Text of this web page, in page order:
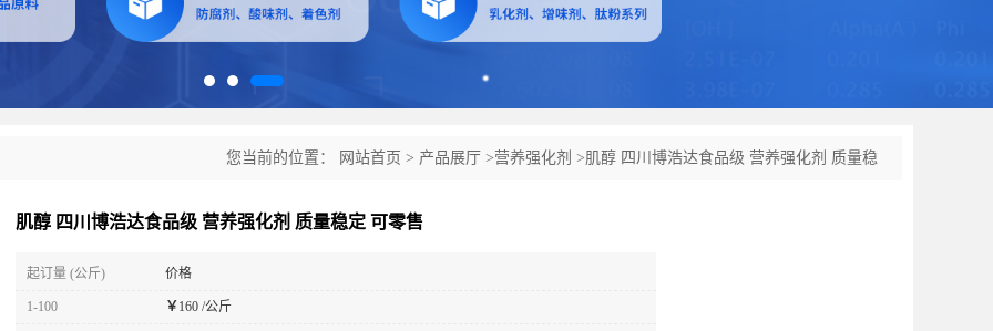
您当前的位置： 网站首页 > 产品展厅 >营养强化剂 >肌醇 四川博浩达食品级 营养强化剂 质量稳
肌醇 四川博浩达食品级 营养强化剂 质量稳定 可零售
起订量 (公斤) 价格
1-100 ￥ 160 /公斤